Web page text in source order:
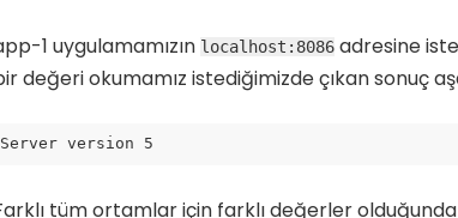
1 uygulamamızın localhost:8086 adresine
değeri okumamız istediğimizde çıkan sonuç
Server version 5
tüm ortamlar için farklı değerler olduğunda